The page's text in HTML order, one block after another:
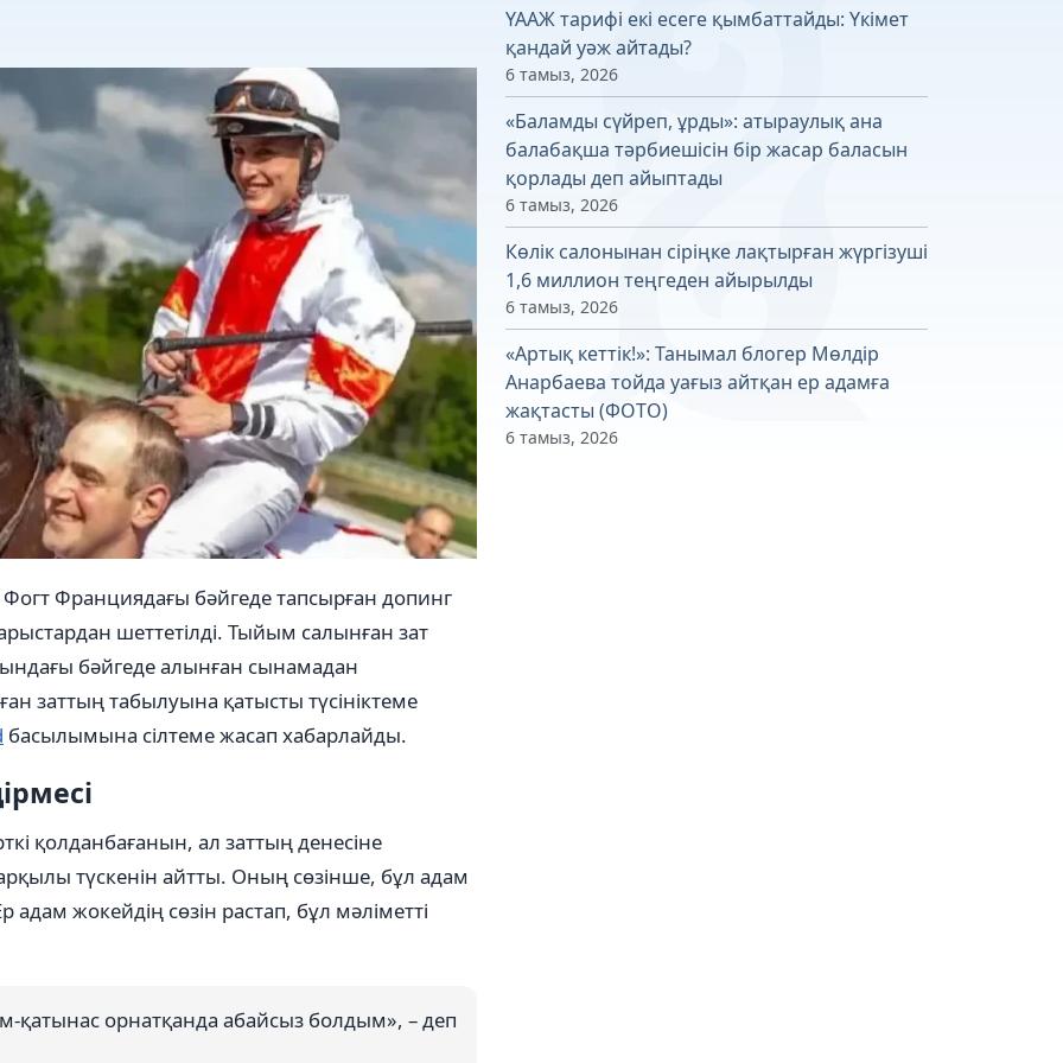
Франциядағы бәйгеде тапсырған допинг
шеттетілді. Тыйым салынған зат
бәйгеде алынған сынамадан
заттың табылуына қатысты түсініктеме
басылымына сілтеме жасап хабарлайды.
қолданбағанын, ал заттың денесіне
түскенін айтты. Оның сөзінше, бұл адам
жокейдің сөзін растап, бұл мәліметті
қатынас орнатқанда абайсыз болдым», – деп
ҮААЖ тарифі екі есеге қымбаттайды: Үкімет
қандай уәж айтады?
6 тамыз, 2026
«Баламды сүйреп, ұрды»: атыраулық ана
балабақша тәрбиешісін бір жасар баласын
қорлады деп айыптады
6 тамыз, 2026
Көлік салонынан сіріңке лақтырған жүргізуші
1,6 миллион теңгеден айырылды
6 тамыз, 2026
«Артық кеттік!»: Танымал блогер Мөлдір
Анарбаева тойда уағыз айтқан ер адамға
жақтасты (ФОТО)
6 тамыз, 2026